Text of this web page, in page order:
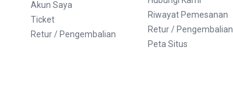
Akun Saya
Ticket
Retur / Pengembalian
Riwayat Pemesanan
Retur / Pengembalian
Peta Situs